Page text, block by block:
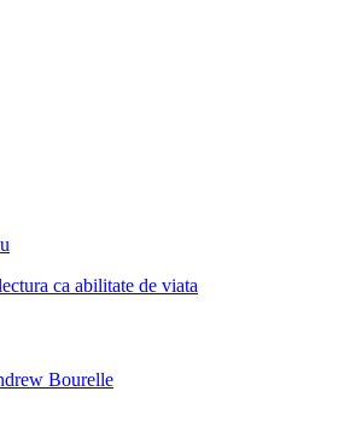
ca abilitate de viata
Bourelle